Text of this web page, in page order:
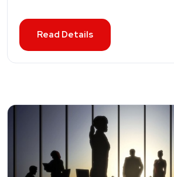
Read Details